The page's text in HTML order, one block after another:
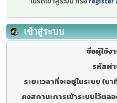
เข้าสู่ระบบ
ชื่อผู้ใช้ง
รหัสผ่
ระยะเวลาที่จะอยู่ในระบบ (นา
คงสถานะการเข้าระบบไว้ตล